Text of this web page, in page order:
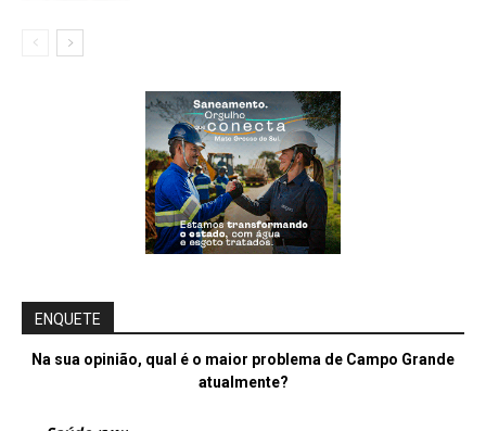
ENQUETE
Na sua opinião, qual é o maior problema de Campo Grande
atualmente?